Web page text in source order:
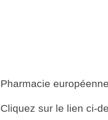
Pharmacie
Cliquez sur le lien ci-